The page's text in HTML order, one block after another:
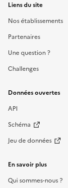
Liens du site
Nos établissements
Partenaires
Une question ?
Challenges
Données ouvertes
API
Schéma
Jeu de données
En savoir plus
Qui sommes-nous ?